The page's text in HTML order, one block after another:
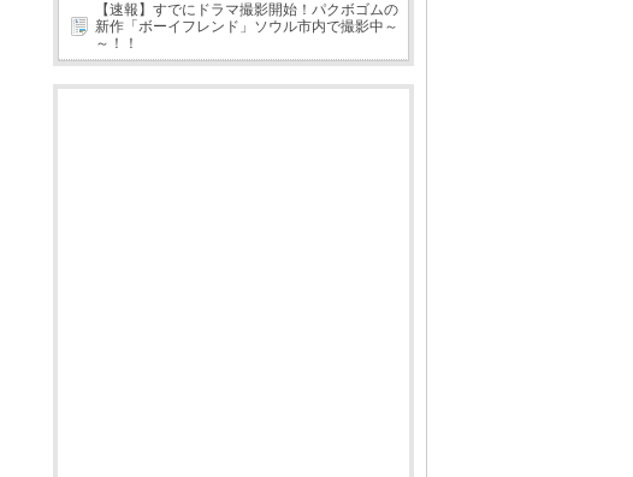
【速報】すでにドラマ撮影開始！パクボゴムの
新作「ボーイフレンド」ソウル市内で撮影中～
～！！